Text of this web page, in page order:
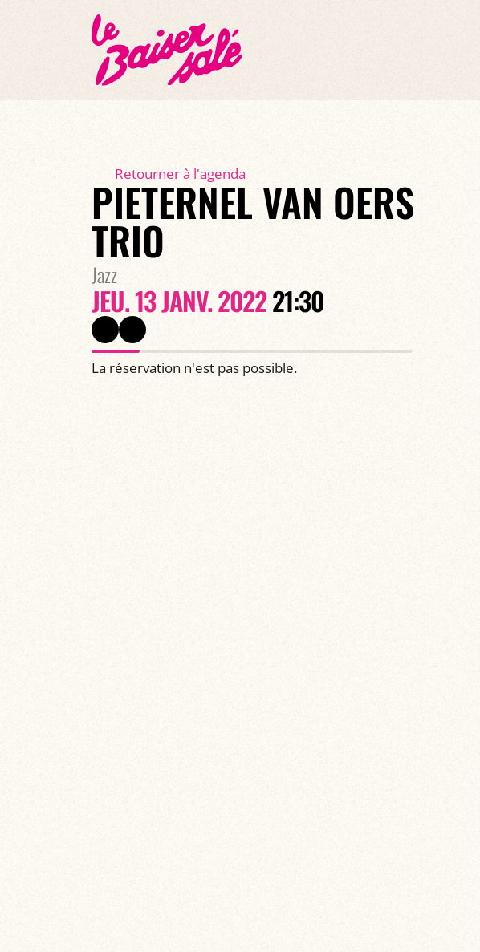
Retourner à l'agenda
PIETERNEL VAN OERS
TRIO
Jazz
JEU. 13 JANV. 202221:30
La réservation n'est pas possible.